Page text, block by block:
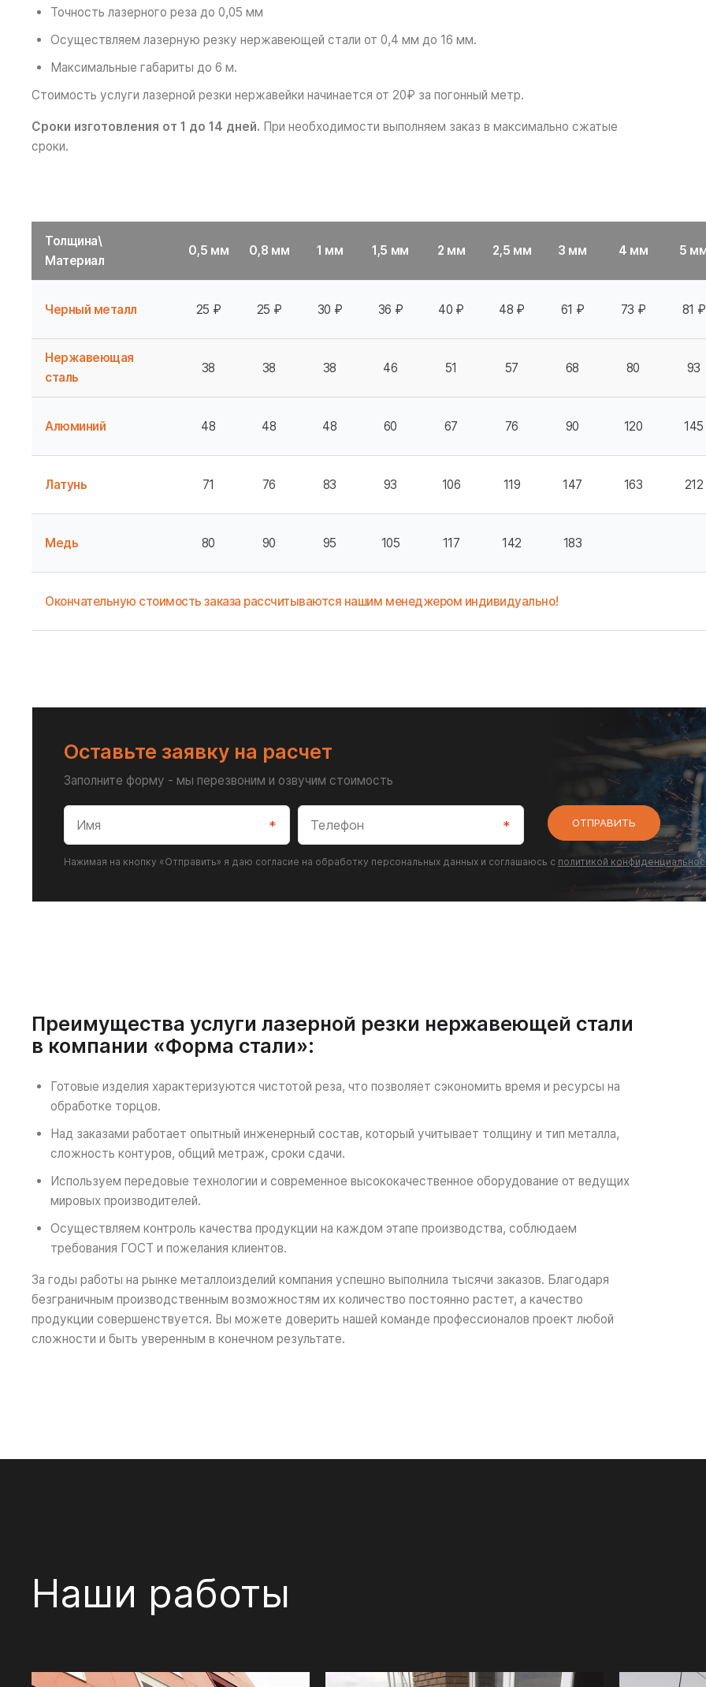
Точность лазерного реза до 0,05 мм
Осуществляем лазерную резку нержавеющей стали от 0,4 мм до 16 мм.
Максимальные габариты до 6 м.
Стоимость услуги лазерной резки нержавейки начинается от 20₽ за погонный метр.
Сроки изготовления от 1 до 14 дней. При необходимости выполняем заказ в максимально сжатые
сроки.
Толщина\
Материал
0,5 мм 0,8 мм 1 мм 1,5 мм 2 мм 2,5 мм 3 мм 4 мм 5
Черный металл 25 ₽ 25 ₽ 30 ₽ 36 ₽ 40 ₽ 48 ₽ 61 ₽ 73 ₽ 81 ₽
Нержавеющая
сталь
38 38 38 46 51 57 68 80 93
Алюминий 48 48 48 60 67 76 90 120 145
Латунь 71 76 83 93 106 119 147 163 212
Медь 80 90 95 105 117 142 183
Окончательную стоимость заказа рассчитываются нашим менеджером индивидуально!
Оставьте заявку на расчет
Заполните форму - мы перезвоним и озвучим стоимость
ОТПРАВИТЬ
Нажимая на кнопку «Отправить» я даю согласие на обработку персональных данных и соглашаюсь с политикой
Преимущества услуги лазерной резки нержавеющей стали
в компании «Форма стали»:
Готовые изделия характеризуются чистотой реза, что позволяет сэкономить время и ресурсы на
обработке торцов.
Над заказами работает опытный инженерный состав, который учитывает толщину и тип металла,
сложность контуров, общий метраж, сроки сдачи.
Используем передовые технологии и современное высококачественное оборудование от ведущих
мировых производителей.
Осуществляем контроль качества продукции на каждом этапе производства, соблюдаем
требования ГОСТ и пожелания клиентов.
За годы работы на рынке металлоизделий компания успешно выполнила тысячи заказов. Благодаря
безграничным производственным возможностям их количество постоянно растет, а качество
продукции совершенствуется. Вы можете доверить нашей команде профессионалов проект любой
сложности и быть уверенным в конечном результате.
Наши работы